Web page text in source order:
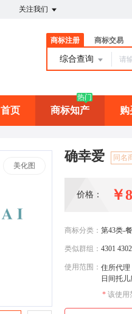
关注我们
商标注册 商标交易
综合查询
首页 商标知产
热门
购
美化图
确幸爱 同名
价格： ￥
商标分类： 第43类-
类似群组： 4301
使用范围： 住所代理
日间托
* 该使用